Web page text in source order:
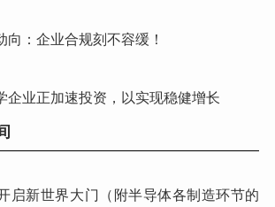
：企业合规刻不容缓！
企业正加速投资，以实现稳健增长
启新世界大门（附半导体各制造环节的